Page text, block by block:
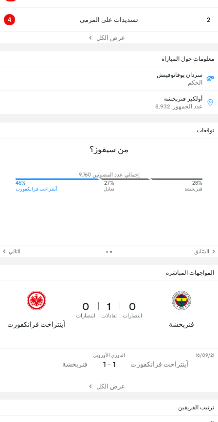
2 تسديدات على المرمى 4
عرض الكل
ترتيب الفريقين
معلومات حول المباراة
سردان يوفانوفيتش
الحكم
أولكير فنربخشة
عدد الجمهور: 8,932
توقعات
من سيفوز؟
إجمالي عدد المصوتين 9,760
28%
فنربخشة
27%
تعادل
45%
آينتراخت فرانكفورت
السّابق التالي
المواجهات المباشرة
فنربخشة
0
انتصارات
1
تعادلات
0
انتصارات
آينتراخت فرانكفورت
آينتراخت فرانكفورت
الدوري الأوروبي
1 - 1 فنربخشة
16/09/21
عرض الكل